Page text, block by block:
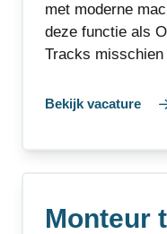
met moderne
deze functie als
Tracks
Bekijk vacature
Monteur